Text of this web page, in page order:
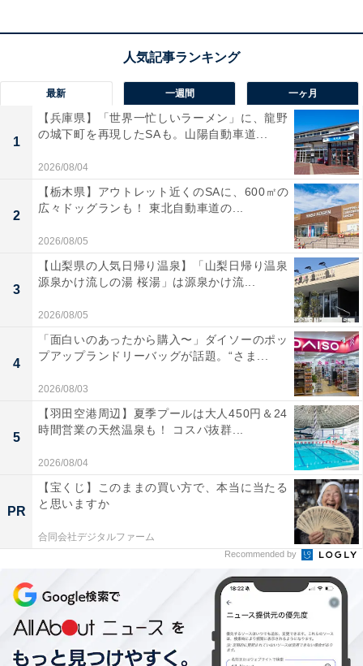
最新 一週間 一ヶ月
1
【兵庫県】「世界一忙しいラーメン」に、龍野
の城下町を再現したSAも。山陽自動車道...
2026/08/04
2
【栃木県】アウトレット近くのSAに、600㎡の
広々ドッグランも！ 東北自動車道の...
2026/08/05
3
【山梨県の人気日帰り温泉】「山梨日帰り温泉
源泉かけ流しの湯 桜湯」は源泉かけ流...
2026/08/05
4
「面白いのあったから購入〜」ダイソーのポッ
プアップランドリーバッグが話題。“さま...
2026/08/03
5
【羽田空港周辺】夏季プールは大人450円＆24
時間営業の天然温泉も！ コスパ抜群...
2026/08/04
PR
【宝くじ】このままの買い方で、本当に当たる
と思いますか
合同会社デジタルファーム
Recommended by